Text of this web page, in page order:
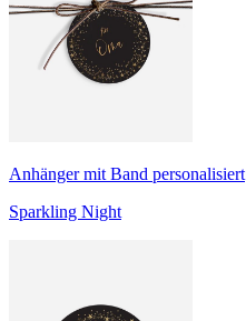
Anhänger mit Band personalisiert
Sparkling Night